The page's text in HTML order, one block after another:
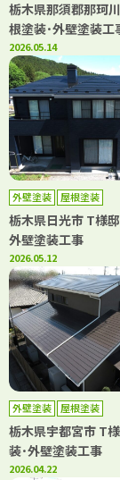
栃木県那須郡那珂
根塗装･外壁塗装工
2026.05.14
外壁塗装 屋根塗装
栃木県日光市 T様
外壁塗装工事
2026.05.12
外壁塗装 屋根塗装
栃木県宇都宮市 T
装･外壁塗装工事
2026.04.22